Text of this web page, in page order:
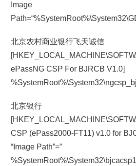
Image
北京农村商业银行飞天诚信
ePassNG CSP For BJRCB V1.0]
北京银行
CSP (ePass2000-FT11) v1.0 for
“Image Path”=”